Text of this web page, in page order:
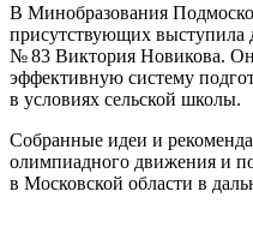
В Минобразования
присутствующих выступила
№ 83 Виктория Новикова.
эффективную систему
в условиях сельской школы.
Собранные идеи и
олимпиадного движения и
в Московской области в